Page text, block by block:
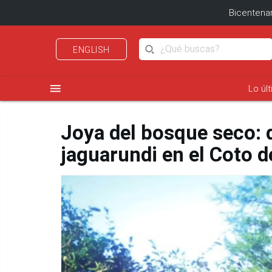
ENGLISH
menu Lo
Joya del bosque
jaguarundi en el Coto